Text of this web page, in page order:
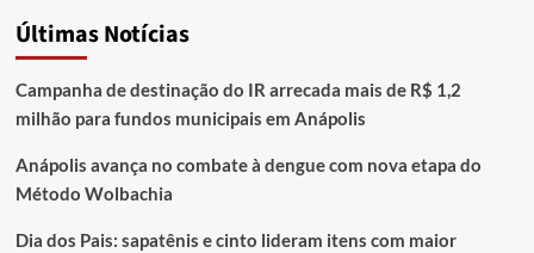
Últimas Notícias
Campanha de destinação do IR arrecada mais de R$ 1,2
milhão para fundos municipais em Anápolis
Anápolis avança no combate à dengue com nova etapa do
Método Wolbachia
Dia dos Pais: sapatênis e cinto lideram itens com maior